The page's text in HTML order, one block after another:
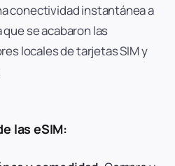
conectividad instantánea a
se acabaron las
locales de tarjetas SIM y
las eSIM: